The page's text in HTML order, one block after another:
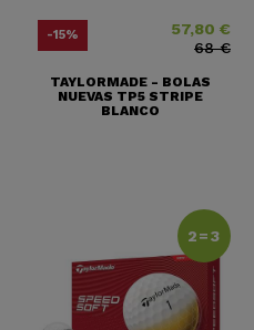
-15% Precio57,80 €
Precio base
68 €
TAYLORMADE - BOLAS
NUEVAS TP5 STRIPE
BLANCO
2=3